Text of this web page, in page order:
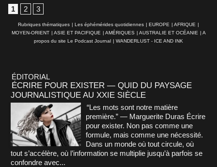
1
2 3
Rubriques thématiques | Les éphémérides quotidiennes | EUROPE | AFRIQUE |
MOYEN-ORIENT | ASIE ET PACIFIQUE | AMÉRIQUES | AUSTRALIE ET OCÉANIE | A
propos du site Le Podcast Journal | WANDERLUST - ICE AND INK
ÉDITORIAL
ÉCRIRE POUR EXISTER — QUID DU PAYSAGE
JOURNALISTIQUE AU XXIE SIÈCLE
“Les mots sont notre matière
première.” — Marguerite Duras Écrire
pour exister. Non pas comme une
formule, mais comme une nécessité.
Dans un monde où tout circule, où
tout s’accélère, où l’information se multiplie jusqu’à parfois se
confondre avec...